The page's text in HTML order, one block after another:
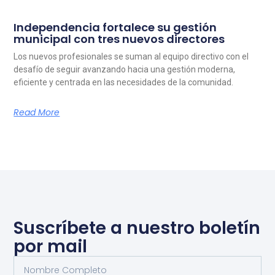
Independencia fortalece su gestión
municipal con tres nuevos directores
Los nuevos profesionales se suman al equipo directivo con el
desafío de seguir avanzando hacia una gestión moderna,
eficiente y centrada en las necesidades de la comunidad.
Read More
Suscríbete a nuestro boletín
por mail